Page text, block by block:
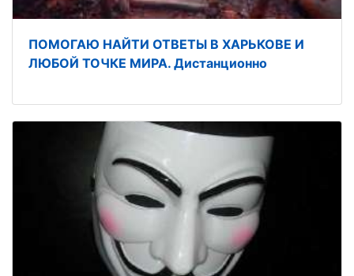
ПОМОГАЮ НАЙТИ ОТВЕТЫ В ХАРЬКОВЕ И
ЛЮБОЙ ТОЧКЕ МИРА. Дистанционно